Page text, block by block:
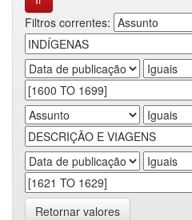
Filtros correntes:
Retornar valores